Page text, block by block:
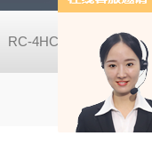
RC-4HC RC-4HA温湿